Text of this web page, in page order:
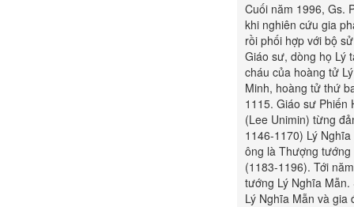
Cuối năm 1996, Gs.
khi nghiên cứu gia
rồi phối hợp với bộ
Giáo sư, dòng họ Lý
cháu của hoàng tử
Minh, hoàng tử thứ
1115. Giáo sư Phiến
(Lee Unimin) từng
1146-1170) Lý
ông là Thượng
(1183-1196). Tới
tướng Lý Nghĩa
Lý Nghĩa Mẫn và